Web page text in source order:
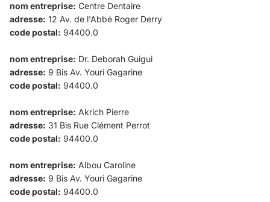
nom entreprise: Centre Dentaire
adresse: 12 Av. de l'Abbé Roger Derry
code postal: 94400.0
nom entreprise: Dr. Deborah Guigui
adresse: 9 Bis Av. Youri Gagarine
code postal: 94400.0
nom entreprise: Akrich Pierre
adresse: 31 Bis Rue Clément Perrot
code postal: 94400.0
nom entreprise: Albou Caroline
adresse: 9 Bis Av. Youri Gagarine
code postal: 94400.0